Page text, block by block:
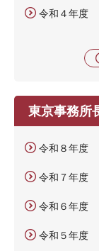
令和４年度
東京事務所
令和８年度
令和７年度
令和６年度
令和５年度